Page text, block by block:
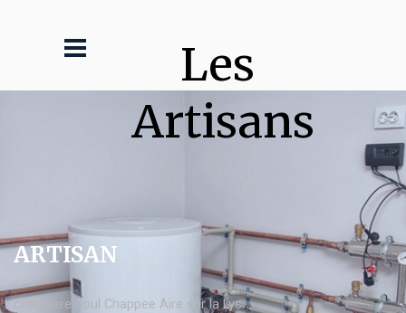
Les
Artisans
ARTISAN
chaudière fioul Chappee Aire sur la Lys